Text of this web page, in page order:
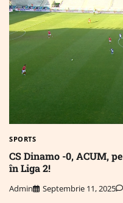
SPORTS
CS Dinamo -0, ACUM,
în Liga 2!
Admin Septembrie 11, 2025